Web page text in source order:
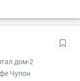
дом-2
Чупон